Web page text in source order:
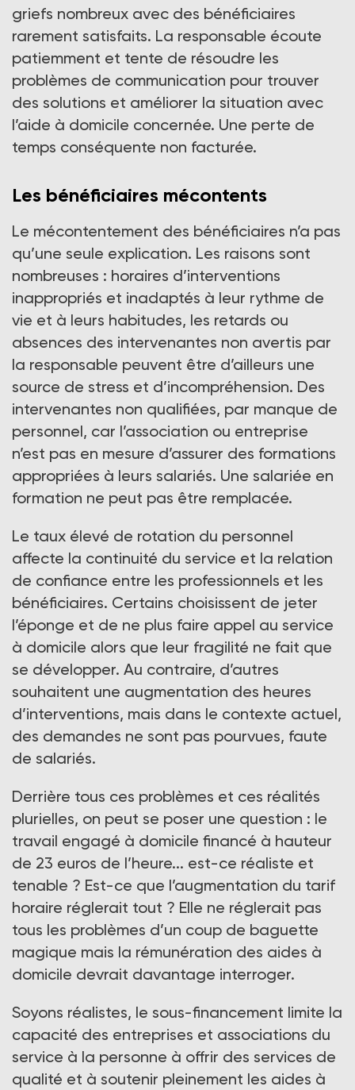
griefs nombreux avec des bénéficiaires
rarement satisfaits. La responsable écoute
patiemment et tente de résoudre les
problèmes de communication pour trouver
des solutions et améliorer la situation avec
l’aide à domicile concernée. Une perte de
temps conséquente non facturée.
Les bénéficiaires mécontents
Le mécontentement des bénéficiaires n’a pas
qu’une seule explication. Les raisons sont
nombreuses : horaires d’interventions
inappropriés et inadaptés à leur rythme de
vie et à leurs habitudes, les retards ou
absences des intervenantes non avertis par
la responsable peuvent être d’ailleurs une
source de stress et d’incompréhension. Des
intervenantes non qualifiées, par manque de
personnel, car l’association ou entreprise
n’est pas en mesure d’assurer des formations
appropriées à leurs salariés. Une salariée en
formation ne peut pas être remplacée.
Le taux élevé de rotation du personnel
affecte la continuité du service et la relation
de confiance entre les professionnels et les
bénéficiaires. Certains choisissent de jeter
l’éponge et de ne plus faire appel au service
à domicile alors que leur fragilité ne fait que
se développer. Au contraire, d’autres
souhaitent une augmentation des heures
d’interventions, mais dans le contexte actuel,
des demandes ne sont pas pourvues, faute
de salariés.
Derrière tous ces problèmes et ces réalités
plurielles, on peut se poser une question : le
travail engagé à domicile financé à hauteur
de 23 euros de l’heure... est-ce réaliste et
tenable ? Est-ce que l’augmentation du tarif
horaire réglerait tout ? Elle ne réglerait pas
tous les problèmes d’un coup de baguette
magique mais la rémunération des aides à
domicile devrait davantage interroger.
Soyons réalistes, le sous-financement limite la
capacité des entreprises et associations du
service à la personne à offrir des services de
qualité et à soutenir pleinement les aides à